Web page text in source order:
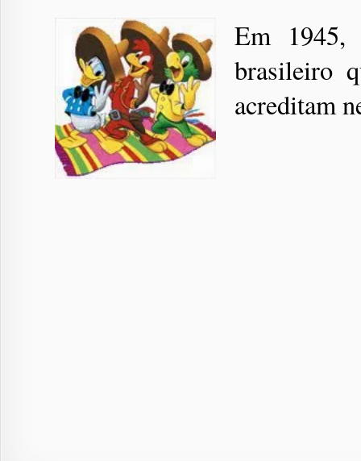
Em
brasileiro
acreditam